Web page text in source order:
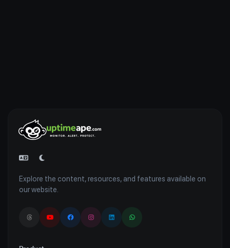
Explore the content, resources, and features available on
our website.